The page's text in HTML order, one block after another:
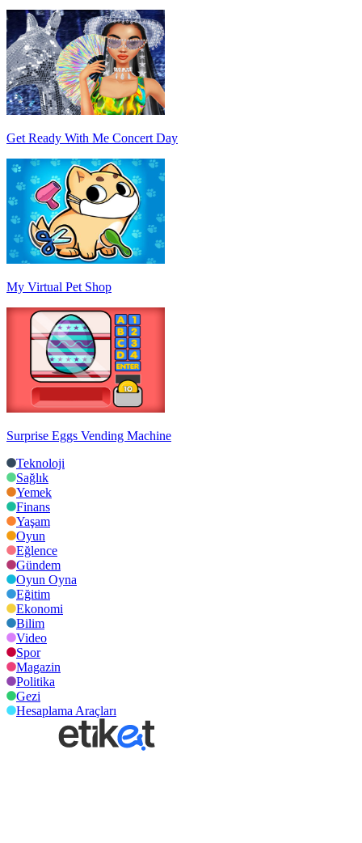
Get Ready With Me Concert Day
My Virtual Pet Shop
Surprise Eggs Vending Machine
Teknoloji
Sağlık
Yemek
Finans
Yaşam
Oyun
Eğlence
Gündem
Oyun Oyna
Eğitim
Ekonomi
Bilim
Video
Spor
Magazin
Politika
Gezi
Hesaplama Araçları